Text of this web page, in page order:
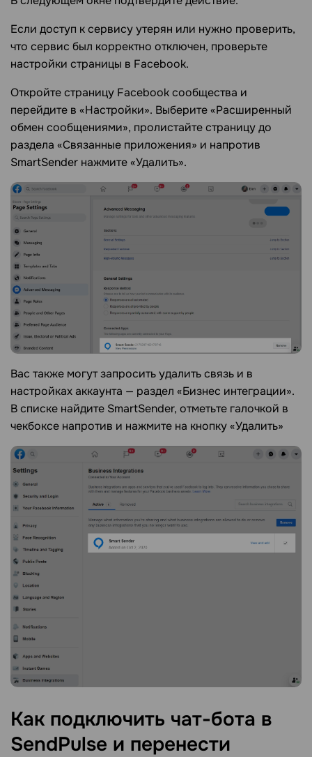
Если доступ к сервису утерян или нужно проверить,
что сервис был корректно отключен, проверьте
настройки страницы в Facebook.
Откройте страницу Facebook сообщества и
перейдите в «Настройки». Выберите «Расширенный
обмен сообщениями», пролистайте страницу до
раздела «Связанные приложения» и напротив
SmartSender нажмите «Удалить».
Вас также могут запросить удалить связь и в
настройках аккаунта — раздел «Бизнес интеграции».
В списке найдите SmartSender, отметьте галочкой в
чекбоксе напротив и нажмите на кнопку «Удалить»
Как подключить чат-бота в
SendPulse и перенести